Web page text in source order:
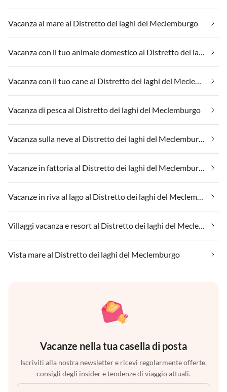
Vacanza al mare al Distretto dei laghi del Meclemburgo
Vacanza con il tuo animale domestico al Distretto dei laghi del Meclemburgo
Vacanza con il tuo cane al Distretto dei laghi del Meclemburgo
Vacanza di pesca al Distretto dei laghi del Meclemburgo
Vacanza sulla neve al Distretto dei laghi del Meclemburgo
Vacanze in fattoria al Distretto dei laghi del Meclemburgo
Vacanze in riva al lago al Distretto dei laghi del Meclemburgo
Villaggi vacanza e resort al Distretto dei laghi del Meclemburgo
Vista mare al Distretto dei laghi del Meclemburgo
Vacanze nella tua casella di posta
Iscriviti alla nostra newsletter e ricevi regolarmente offerte,
consigli degli insider e tendenze di viaggio attuali.